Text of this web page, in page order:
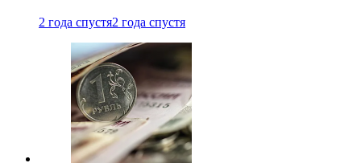
2 года спустя2 года спустя